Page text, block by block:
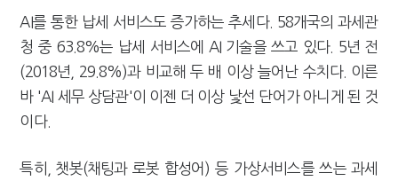
AI를 통한 납세 서비스도 증가하는 추세다. 58개국의 과세관
청 중 63.8%는 납세 서비스에 AI 기술을 쓰고 있다. 5년 전
(2018년, 29.8%)과 비교해 두 배 이상 늘어난 수치다. 이른
바 'AI 세무 상담관'이 이젠 더 이상 낯선 단어가 아니게 된 것
이다.
특히, 챗봇(채팅과 로봇 합성어) 등 가상서비스를 쓰는 과세